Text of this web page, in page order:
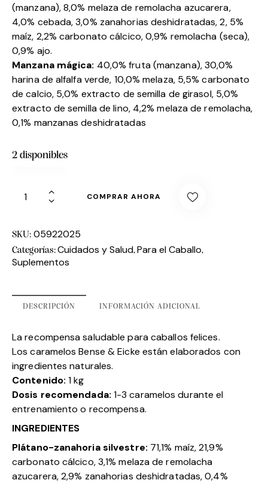
(manzana), 8,0% melaza de remolacha azucarera,
4,0% cebada, 3,0% zanahorias deshidratadas, 2, 5%
maíz, 2,2% carbonato cálcico, 0,9% remolacha (seca),
0,9% ajo.
Manzana mágica: 40,0% fruta (manzana), 30,0%
harina de alfalfa verde, 10,0% melaza, 5,5% carbonato
de calcio, 5,0% extracto de semilla de girasol, 5,0%
extracto de semilla de lino, 4,2% melaza de remolacha,
0,1% manzanas deshidratadas
2 disponibles
COMPRAR AHORA
SKU: 05922025
Categorías:Cuidados y Salud, Para el Caballo,
Suplementos
DESCRIPCIÓN INFORMACIÓN ADICIONAL
La recompensa saludable para caballos felices.
Los caramelos Bense & Eicke están elaborados con
ingredientes naturales.
Contenido: 1 kg
Dosis recomendada: 1-3 caramelos durante el
entrenamiento o recompensa.
INGREDIENTES
Plátano-zanahoria silvestre: 71,1% maíz, 21,9%
carbonato cálcico, 3,1% melaza de remolacha
azucarera, 2,9% zanahorias deshidratadas, 0,4%